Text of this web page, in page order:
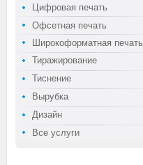
Цифровая печать
Офсетная печать
Широкоформатная печать
Тиражирование
Тиснение
Вырубка
Дизайн
Все услуги